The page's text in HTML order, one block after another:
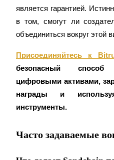
Precious Metals Trading
USDT New User
USDT Flexible Staking |
является гарантией.
в том, смогут ли
объединиться вокруг этой
Присоединяйтесь к
безопасный
цифровыми активами,
награды и
инструменты.
Часто задаваемые